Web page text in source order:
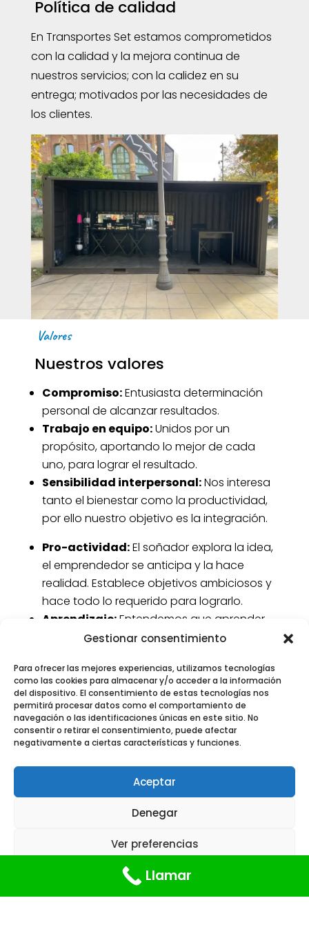
Gestionar consentimiento
Para ofrecer las mejores experiencias, utilizamos tecnologías
como las cookies para almacenar y/o acceder a la información
del dispositivo. El consentimiento de estas tecnologías nos
permitirá procesar datos como el comportamiento de
navegación o las identificaciones únicas en este sitio. No
consentir o retirar el consentimiento, puede afectar
negativamente a ciertas características y funciones.
Aceptar
Denegar
Ver preferencias
Declaración de privacidad
Política de calidad
En Transportes Set estamos comprometidos
con la calidad y la mejora continua de
nuestros servicios; con la calidez en su
entrega; motivados por las necesidades de
los clientes.
Valores
Nuestros valores
Compromiso:Entusiasta determinación
personal de alcanzar resultados.
Trabajo en equipo:Unidos por un
propósito, aportando lo mejor de cada
uno, para lograr el resultado.
Sensibilidad interpersonal:Nos interesa
tanto el bienestar como la productividad,
por ello nuestro objetivo es la integración.
Pro-actividad:El soñador explora la idea,
el emprendedor se anticipa y la hace
realidad. Establece objetivos ambiciosos y
hace todo lo requerido para lograrlo.
Aprendizaje:Entendemos que aprender
es cambiar. Facilitamos el cambio integral
aprendizaje.
Llamar